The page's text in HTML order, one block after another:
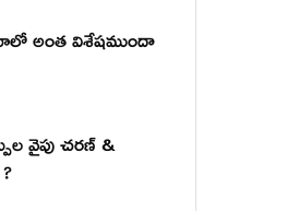
అంత విశేషముందా
వైపు చరణ్ &